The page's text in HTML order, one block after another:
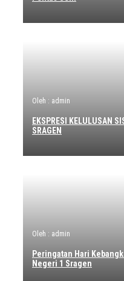
Oleh : admin
EKSPRESI KELULUSAN
SRAGEN
Oleh : admin
Peringatan Hari
Negeri 1 Sragen